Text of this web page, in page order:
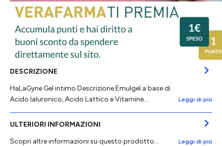
DESCRIZIONE
HaLaGyne Gel intimo Descrizione Emulgel a base di
Acido Ialuronico, Acido Lattico e Vitamine.…
Leggi di più
ULTERIORI INFORMAZIONI
Scopri altre informazioni su questo prodotto...
Leggi di più